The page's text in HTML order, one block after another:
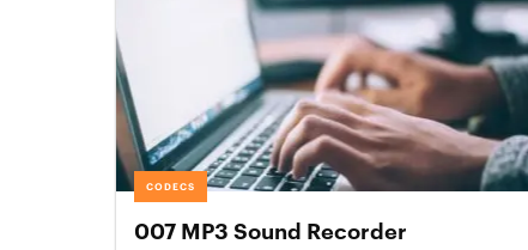
CODECS
007 MP3 Sound Recorder